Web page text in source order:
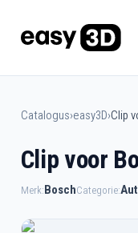
Catalogus›easy3D›Clip
Clip voor
Merk:BoschCategorie: